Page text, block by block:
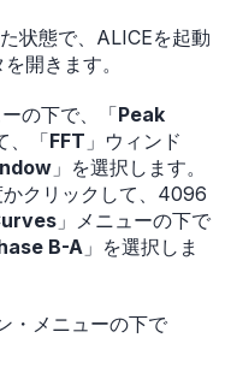
状態で、ALICEを起動
開きます。
の下で、「Peak
、「FFT 」ウィンド
」を選択します。
かクリックして、4096
」メニューの下で
B-A 」を選択しま
・メニューの下で